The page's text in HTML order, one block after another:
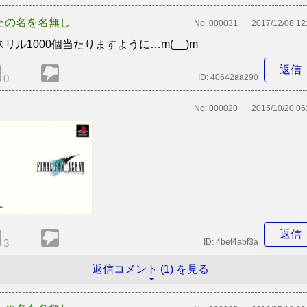
の名を名無し No: 000031 2017/12/08
リル1000個当たりますように…m(__)m
0
返信
ID: 40642aa290
No: 000020 2015/10/20
3
返信
ID: 4bef4abf3a
返信コメント (1) を見る